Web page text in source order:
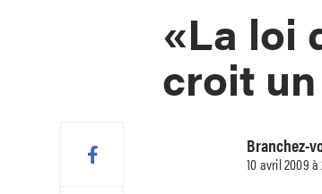
«La loi
croit
Branchez-
10 avril 2009